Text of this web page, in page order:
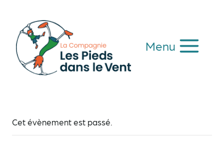
contenu
Menu
Cet évènement est passé.